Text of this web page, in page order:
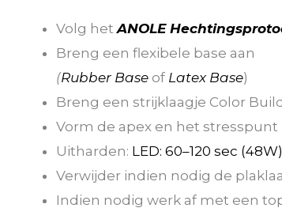
Volg hetANOLE
Breng een flexibele base aan
(Rubber Base of Latex Base)
Breng een strijklaagje Color
Vorm de apex en het stresspunt
Uitharden: LED: 60–120 sec (48W)
Verwijder indien nodig de
Indien nodig werk af met een